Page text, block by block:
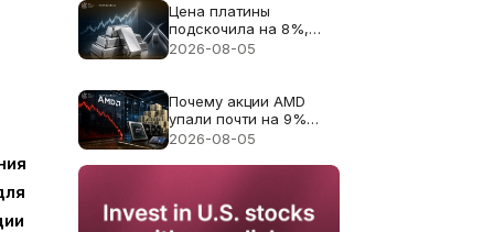
Цена платины
подскочила на 8%,
поскольку дефицит
внимания
2026-08-05
Почему акции AMD
упали почти на 9%
несмотря на
2026-08-05